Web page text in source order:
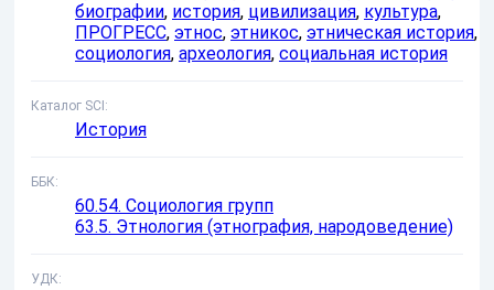
биографии, история, цивилизация, культура,
ПРОГРЕСС, этнос, этникос, этническая история,
социология, археология, социальная история
Каталог SCI
История
ББК
60.54. Социология групп
63.5. Этнология (этнография, народоведение)
УДК